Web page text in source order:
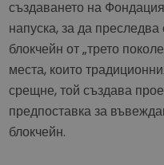
създаването на
напуска, за да
блокчейн от „трето
места, които
срещне, той създава
предпоставка за
блокчейн.